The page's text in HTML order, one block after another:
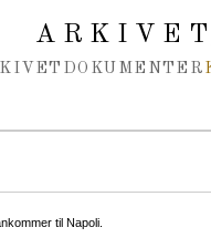
DOKUMENTER
til Napoli.